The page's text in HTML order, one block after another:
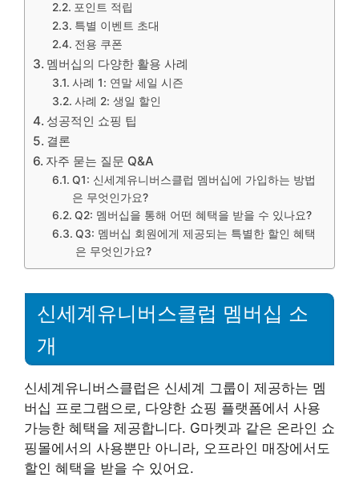
포인트 적립
특별 이벤트 초대
전용 쿠폰
멤버십의 다양한 활용 사례
사례 1: 연말 세일 시즌
사례 2: 생일 할인
성공적인 쇼핑 팁
결론
자주 묻는 질문 Q&A
Q1: 신세계유니버스클럽 멤버십에 가입하는 방법
은 무엇인가요?
Q2: 멤버십을 통해 어떤 혜택을 받을 수 있나요?
Q3: 멤버십 회원에게 제공되는 특별한 할인 혜택
은 무엇인가요?
신세계유니버스클럽 멤버십 소
개
신세계유니버스클럽은 신세계 그룹이 제공하는 멤
버십 프로그램으로, 다양한 쇼핑 플랫폼에서 사용
가능한 혜택을 제공합니다. G마켓과 같은 온라인 쇼
핑몰에서의 사용뿐만 아니라, 오프라인 매장에서도
할인 혜택을 받을 수 있어요.